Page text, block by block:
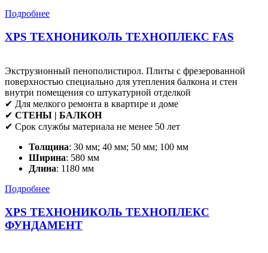
Подробнее
XPS ТЕХНОНИКОЛЬ ТЕХНОПЛЕКС FAS
Экструзионный пенополистирол. Плиты с фрезерованной
поверхностью специально для утепления балкона и стен
внутри помещения со штукатурной отделкой
✔ Для мелкого ремонта в квартире и доме
✔ СТЕНЫ | БАЛКОН
✔ Срок службы материала не менее 50 лет
Толщина: 30 мм; 40 мм; 50 мм; 100 мм
Ширина: 580 мм
Длина: 1180 мм
Подробнее
XPS ТЕХНОНИКОЛЬ ТЕХНОПЛЕКС
ФУНДАМЕНТ